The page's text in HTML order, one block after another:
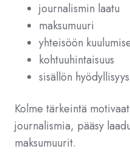
journalismin laatu
maksumuuri
yhteisöön
kohtuuhintaisuus
sisällön hyödyllisyys
Kolme tärkeintä
journalismia, pääsy
maksumuurit.